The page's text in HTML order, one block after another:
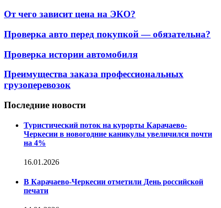
От чего зависит цена на ЭКО?
Проверка авто перед покупкой — обязательна?
Проверка истории автомобиля
Преимущества заказа профессиональных
грузоперевозок
Последние новости
Туристический поток на курорты Карачаево-
Черкесии в новогодние каникулы увеличился почти
на 4%
16.01.2026
В Карачаево-Черкесии отметили День российской
печати